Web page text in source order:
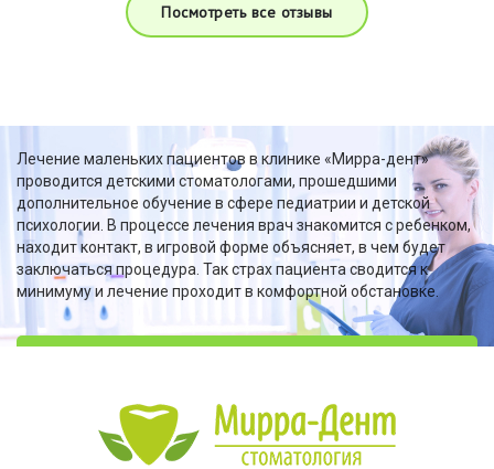
Посмотреть все отзывы
Лечение маленьких пациентов в клинике «Мирра-дент»
проводится детскими стоматологами, прошедшими
дополнительное обучение в сфере педиатрии и детской
психологии. В процессе лечения врач знакомится с ребенком,
находит контакт, в игровой форме объясняет, в чем будет
заключаться процедура. Так страх пациента сводится к
минимуму и лечение проходит в комфортной обстановке.